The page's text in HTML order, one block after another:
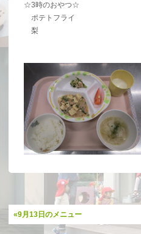
☆3時のおやつ☆
ポテトフライ
梨
«9月13日のメニュー